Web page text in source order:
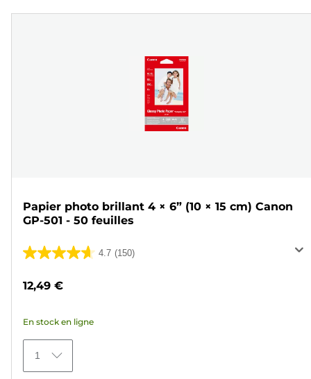
Papier photo brillant 4 × 6” (10 × 15 cm) Canon
GP-501 - 50 feuilles
4.7 (150)
4.7
5
150
avis
12,49 €
En stock en ligne
1